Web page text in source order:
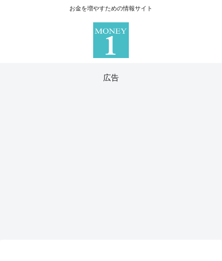
お金を増やすための情報サイト
広告